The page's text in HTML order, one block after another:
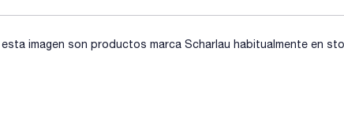
imagen son productos marca Scharlau habitualmente en